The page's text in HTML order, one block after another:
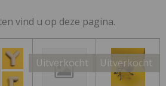
vind u op deze pagina.
Uitverkocht Uitverkocht